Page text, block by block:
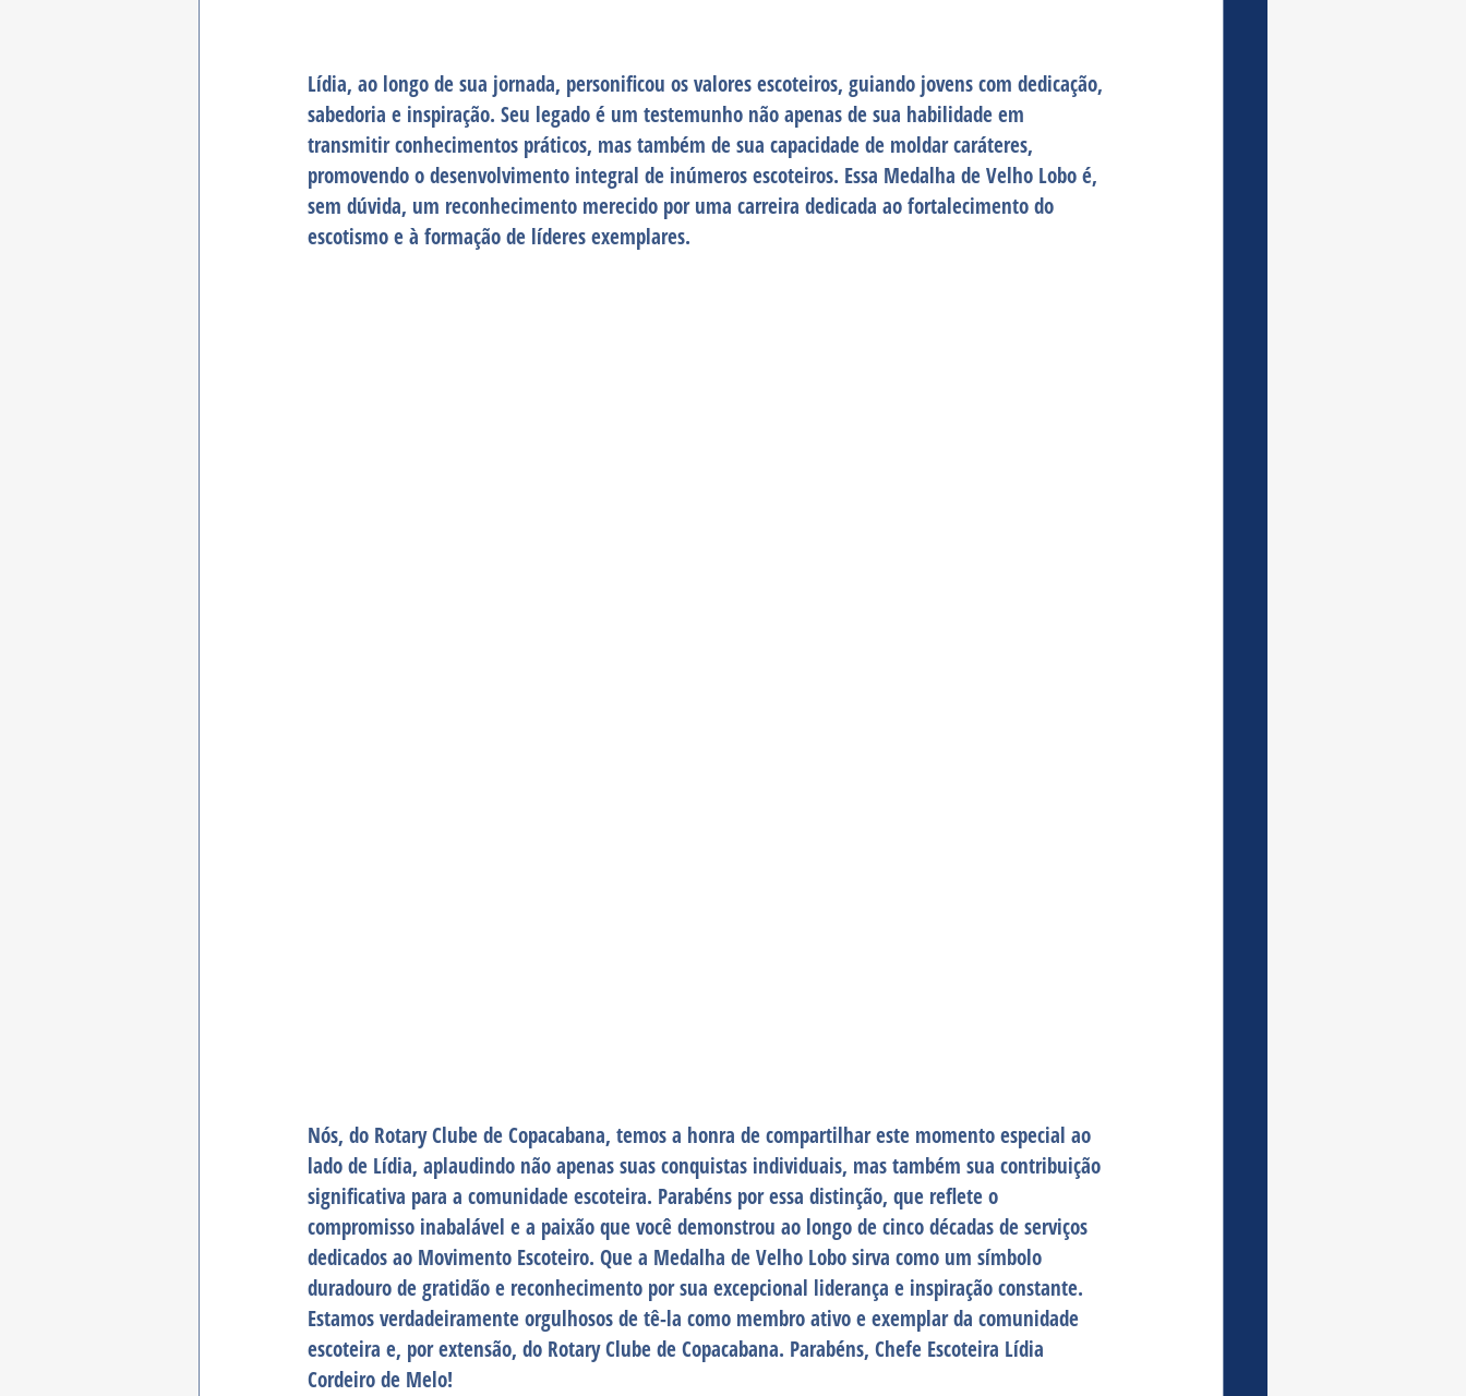
Lídia, ao longo de sua jornada, personificou os valores escoteiros, guiando jovens com dedicação,
sabedoria e inspiração. Seu legado é um testemunho não apenas de sua habilidade em
transmitir conhecimentos práticos, mas também de sua capacidade de moldar caráteres,
promovendo o desenvolvimento integral de inúmeros escoteiros. Essa Medalha de Velho Lobo é,
sem dúvida, um reconhecimento merecido por uma carreira dedicada ao fortalecimento do
escotismo e à formação de líderes exemplares.
Nós, do Rotary Clube de Copacabana, temos a honra de compartilhar este momento especial ao
lado de Lídia, aplaudindo não apenas suas conquistas individuais, mas também sua contribuição
significativa para a comunidade escoteira. Parabéns por essa distinção, que reflete o
compromisso inabalável e a paixão que você demonstrou ao longo de cinco décadas de serviços
dedicados ao Movimento Escoteiro. Que a Medalha de Velho Lobo sirva como um símbolo
duradouro de gratidão e reconhecimento por sua excepcional liderança e inspiração constante.
Estamos verdadeiramente orgulhosos de tê-la como membro ativo e exemplar da comunidade
escoteira e, por extensão, do Rotary Clube de Copacabana. Parabéns, Chefe Escoteira Lídia
Cordeiro de Melo!